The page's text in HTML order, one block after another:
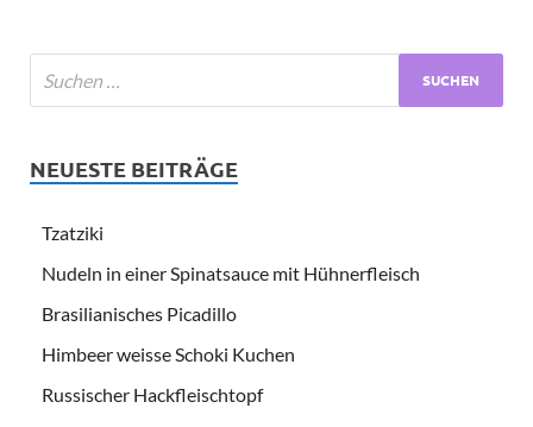
NEUESTE BEITRÄGE
Tzatziki
Nudeln in einer Spinatsauce mit Hühnerfleisch
Brasilianisches Picadillo
Himbeer weisse Schoki Kuchen
Russischer Hackfleischtopf